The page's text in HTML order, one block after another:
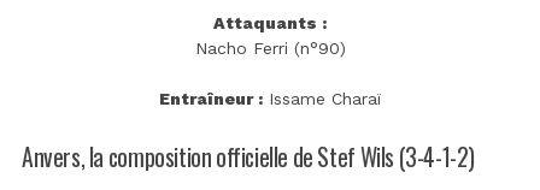
Attaquants :
Nacho Ferri (n°90)
Entraîneur : Issame Charaï
Anvers, la composition officielle de Stef Wils (3-4-1-2)